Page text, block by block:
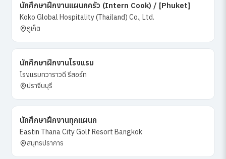
นักศึกษาฝึกงานแผนกครัว (Intern Cook) / [Phuket]
Koko Global Hospitality (Thailand) Co., Ltd.
ภูเก็ต
นักศึกษาฝึกงานโรงแรม
โรงแรมทวาราวดี รีสอร์ท
ปราจีนบุรี
นักศึกษาฝึกงานทุกแผนก
Eastin Thana City Golf Resort Bangkok
สมุทรปราการ